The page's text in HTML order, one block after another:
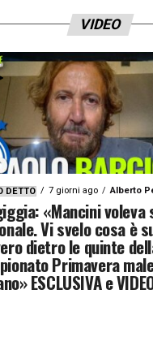
VIDEO
DETTO 7 giorni ago Alberto
«Mancini voleva
Vi svelo cosa è
dietro le quinte
Primavera
ESCLUSIVA e